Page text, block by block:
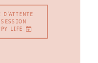
D'ATTENTE
LIFE